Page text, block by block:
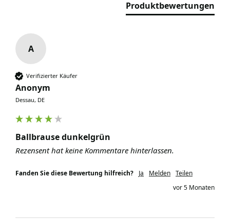
Produktbewertungen
A
Verifizierter Käufer
Anonym
Dessau, DE
Ballbrause dunkelgrün
Rezensent hat keine Kommentare hinterlassen.
Fanden Sie diese Bewertung hilfreich? Ja Melden Teilen
vor 5 Monaten